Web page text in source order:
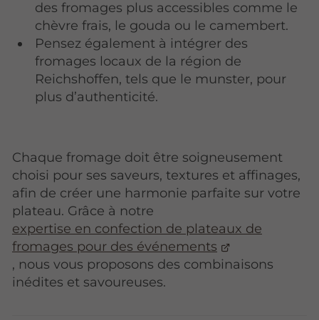
des fromages plus accessibles comme le
chèvre frais, le gouda ou le camembert.
Pensez également à intégrer des
fromages locaux de la région de
Reichshoffen, tels que le munster, pour
plus d’authenticité.
Chaque fromage doit être soigneusement
choisi pour ses saveurs, textures et affinages,
afin de créer une harmonie parfaite sur votre
plateau. Grâce à notre
expertise en confection de plateaux de
fromages pour des événements
, nous vous proposons des combinaisons
inédites et savoureuses.